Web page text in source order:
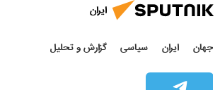
ایران
جهان ایران سیاسی گزارش و تحلیل